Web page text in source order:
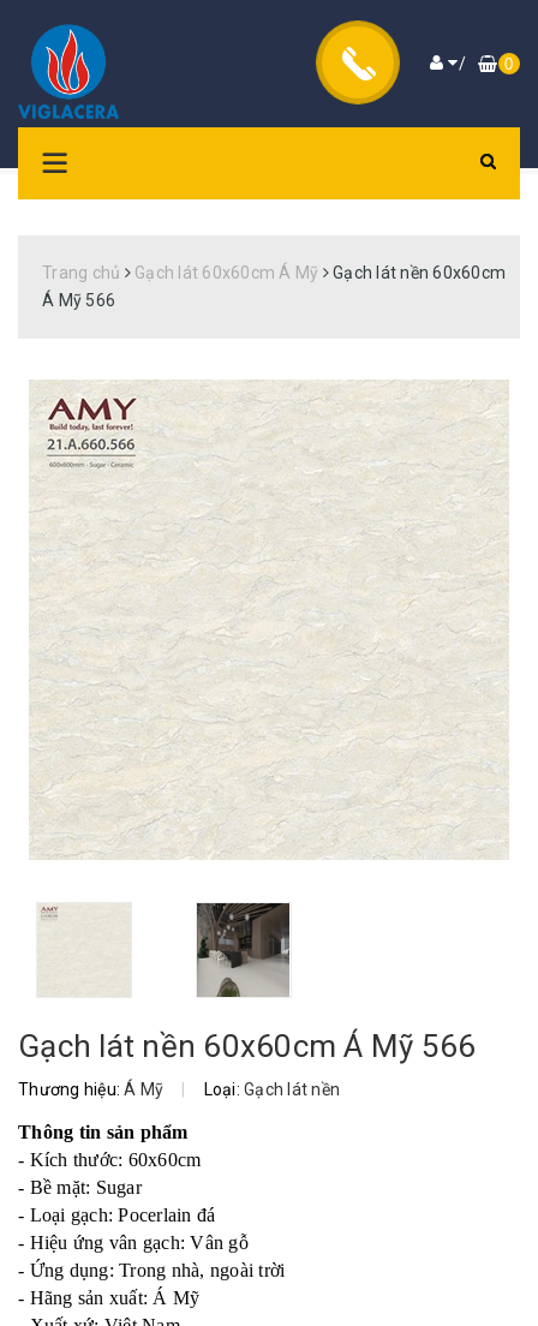
/ 0
Trang chủ Gạch lát 60x60cm Á Mỹ
Gạch lát nền 60x60cm
Á Mỹ 566
Gạch lát nền 60x60cm Á Mỹ 566
Thương hiệu:Á Mỹ | Loại: Gạch lát nền
Thông tin sản phẩm
- Kích thước: 60x60cm
- Bề mặt: Sugar
- Loại gạch: Pocerlain đá
- Hiệu ứng vân gạch: Vân gỗ
- Ứng dụng: Trong nhà, ngoài trời
- Hãng sản xuất: Á Mỹ